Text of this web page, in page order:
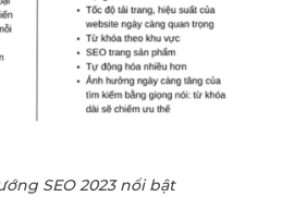
SEO 2023 nổi bật